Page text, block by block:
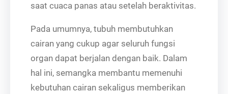
saat cuaca panas atau setelah beraktivitas.
Pada umumnya, tubuh membutuhkan
cairan yang cukup agar seluruh fungsi
organ dapat berjalan dengan baik. Dalam
hal ini, semangka membantu memenuhi
kebutuhan cairan sekaligus memberikan